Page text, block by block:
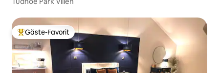
Beliebter Gäste-Favorit.
Gäste-Favorit